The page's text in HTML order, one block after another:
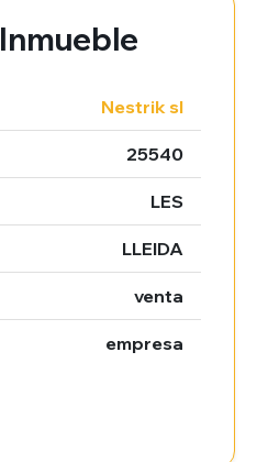
Nestrik sl
25540
LES
LLEIDA
venta
empresa